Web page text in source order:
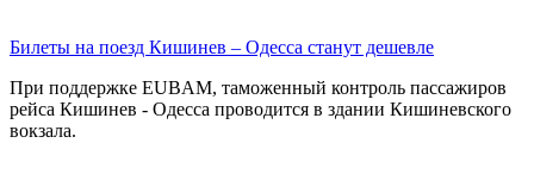
Билеты на поезд Кишинев – Одесса станут дешевле
При поддержке EUBAM, таможенный контроль пассажиров
рейса Кишинев - Одесса проводится в здании Кишиневского
вокзала.